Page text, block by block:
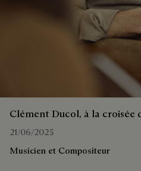
Clément Ducol, à la croisée
21/06/2025
Musicien et Compositeur